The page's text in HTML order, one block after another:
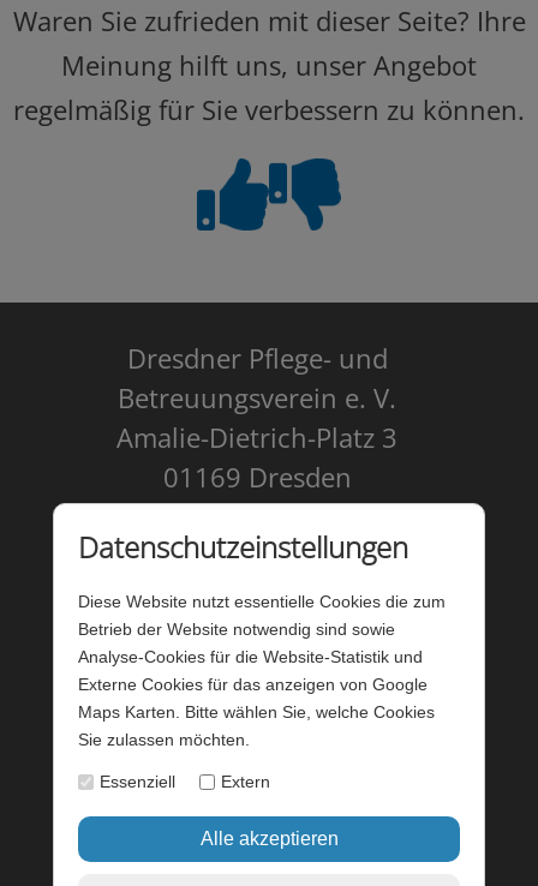
Waren Sie zufrieden mit dieser Seite? Ihre
Meinung hilft uns, unser Angebot
regelmäßig für Sie verbessern zu können.
Dresdner Pflege- und
Betreuungsverein e. V.
Amalie-Dietrich-Platz 3
01169 Dresden
Kontakt
Datenschutz
Barrierefreiheit
Barriere melden
Startseite
Login
Datenschutzeinstellungen
Diese Website nutzt essentielle Cookies die zum
Betrieb der Website notwendig sind sowie
Analyse-Cookies für die Website-Statistik und
Externe Cookies für das anzeigen von Google
Maps Karten. Bitte wählen Sie, welche Cookies
Sie zulassen möchten.
Essenziell Extern